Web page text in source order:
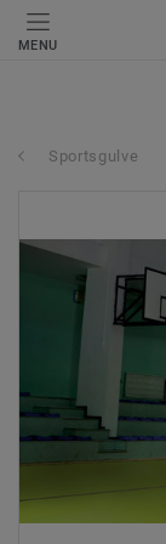
MENU
Sportsgulve